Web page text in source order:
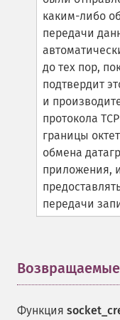
каким-либо
передачи
до тех пор,
подтвердит
и
протокола
границы
обмена
приложения,
передачи
Функция